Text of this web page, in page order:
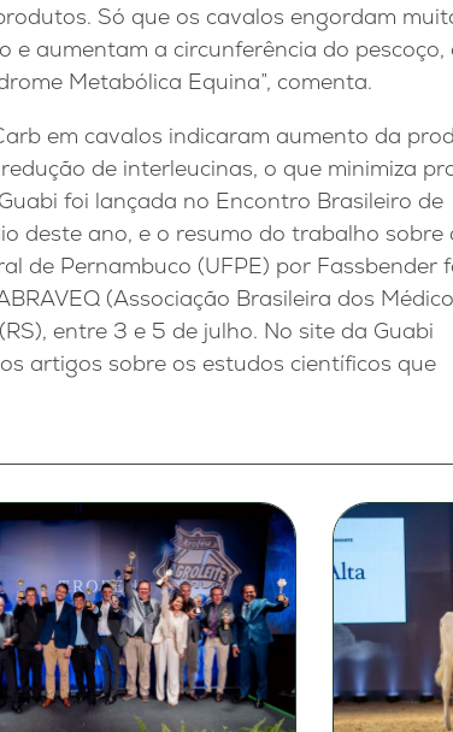
Só que os cavalos engordam
e aumentam a circunferência do pescoço,
Metabólica Equina”, comenta.
em cavalos indicaram aumento da
de interleucinas, o que minimiza
foi lançada no Encontro Brasileiro de
deste ano, e o resumo do trabalho sobre
de Pernambuco (UFPE) por Fassbender
(Associação Brasileira dos
entre 3 e 5 de julho. No site da Guabi
artigos sobre os estudos científicos que